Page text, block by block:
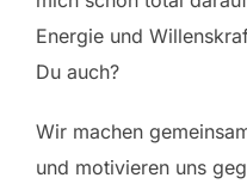
Energie und
Du auch?
Wir machen
und motivieren uns